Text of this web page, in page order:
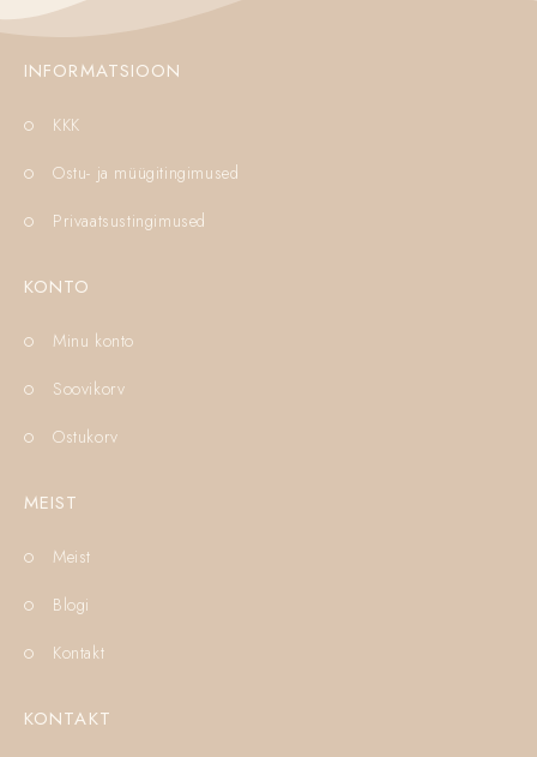
INFORMATSIOON
KKK
Ostu- ja müügitingimused
Privaatsustingimused
KONTO
Minu konto
Soovikorv
Ostukorv
MEIST
Meist
Blogi
Kontakt
KONTAKT